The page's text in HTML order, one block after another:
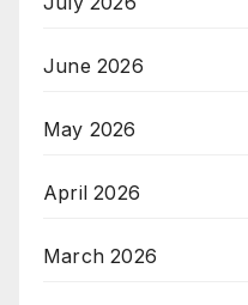
June 2026
May 2026
April 2026
March 2026